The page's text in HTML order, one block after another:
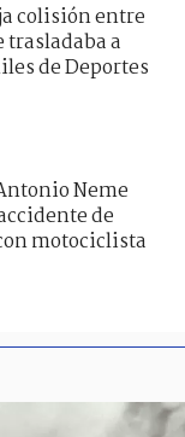
colisión entre
trasladaba a
de Deportes
Neme
de
motociclista